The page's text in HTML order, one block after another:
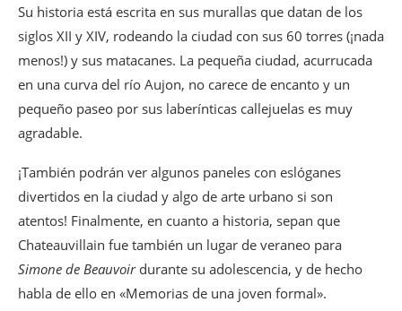
Su historia está escrita en sus murallas que datan de los
siglos XII y XIV, rodeando la ciudad con sus 60 torres (¡nada
menos!) y sus matacanes. La pequeña ciudad, acurrucada
en una curva del río Aujon, no carece de encanto y un
pequeño paseo por sus laberínticas callejuelas es muy
agradable.
¡También podrán ver algunos paneles con eslóganes
divertidos en la ciudad y algo de arte urbano si son
atentos! Finalmente, en cuanto a historia, sepan que
Chateauvillain fue también un lugar de veraneo para
Simone de Beauvoirdurante su adolescencia, y de hecho
habla de ello en «Memorias de una joven formal».